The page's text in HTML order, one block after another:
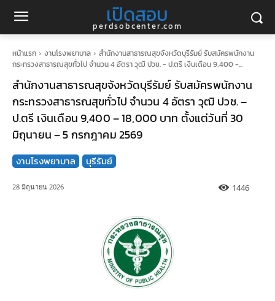
เปิดสอบ
perdsobcenter.com
หน้าแรก งานโรงพยาบาล
สำนักงานสาธารณสุขจังหวัดบุรีรัมย์ รับสมัครพนักงาน
กระทรวงสาธารณสุขทั่วไป จำนวน 4 อัตรา วุฒิ ปวช. - ป.ตรี เงินเดือน 9,400 -...
สำนักงานสาธารณสุขจังหวัดบุรีรัมย์ รับสมัครพนักงาน
กระทรวงสาธารณสุขทั่วไป จำนวน 4 อัตรา วุฒิ ปวช. –
ป.ตรี เงินเดือน 9,400 – 18,000 บาท ตั้งแต่วันที่ 30
มิถุนายน – 5 กรกฎาคม 2569
งานโรงพยาบาล บุรีรัมย์
28 มิถุนายน 2026 1446